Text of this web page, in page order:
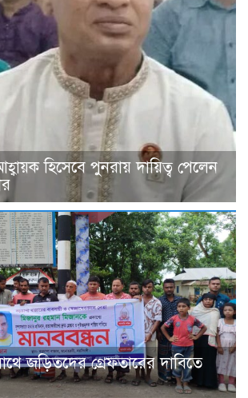
হিসেবে পুনরায় দায়িত্ব পেলেন
জড়িতদের গ্রেফতারের দাবিতে